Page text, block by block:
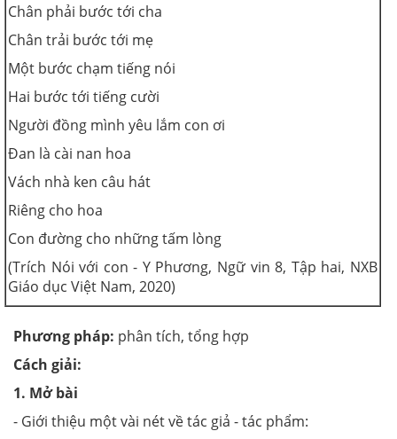
Chân phải bước tới cha
Chân trải bước tới mẹ
Một bước chạm tiếng nói
Hai bước tới tiếng cười
Người đồng mình yêu lắm con ơi
Đan là cài nan hoa
Vách nhà ken câu hát
Riêng cho hoa
Con đường cho những tấm lòng
(Trích Nói với con - Y Phương, Ngữ vin 8, Tập hai, NXB
Giáo dục Việt Nam, 2020)
Phương pháp: phân tích, tổng hợp
Cách giải:
1. Mở bài
- Giới thiệu một vài nét về tác giả - tác phẩm: